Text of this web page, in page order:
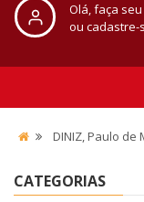
Olá, faça
ou cadastre-
DINIZ, Paulo de
CATEGORIAS